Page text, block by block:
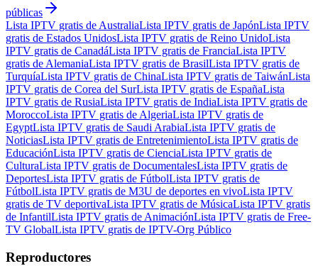
públicas
Lista IPTV gratis de AustraliaLista IPTV gratis de JapónLista IPTV
gratis de Estados UnidosLista IPTV gratis de Reino UnidoLista
IPTV gratis de CanadáLista IPTV gratis de FranciaLista IPTV
gratis de AlemaniaLista IPTV gratis de BrasilLista IPTV gratis de
TurquíaLista IPTV gratis de ChinaLista IPTV gratis de TaiwánLista
IPTV gratis de Corea del SurLista IPTV gratis de EspañaLista
IPTV gratis de RusiaLista IPTV gratis de IndiaLista IPTV gratis de
MoroccoLista IPTV gratis de AlgeriaLista IPTV gratis de
EgyptLista IPTV gratis de Saudi ArabiaLista IPTV gratis de
NoticiasLista IPTV gratis de EntretenimientoLista IPTV gratis de
EducaciónLista IPTV gratis de CienciaLista IPTV gratis de
CulturaLista IPTV gratis de DocumentalesLista IPTV gratis de
DeportesLista IPTV gratis de FútbolLista IPTV gratis de
FútbolLista IPTV gratis de M3U de deportes en vivoLista IPTV
gratis de TV deportivaLista IPTV gratis de MúsicaLista IPTV gratis
de InfantilLista IPTV gratis de AnimaciónLista IPTV gratis de Free-
TV GlobalLista IPTV gratis de IPTV-Org Público
Reproductores